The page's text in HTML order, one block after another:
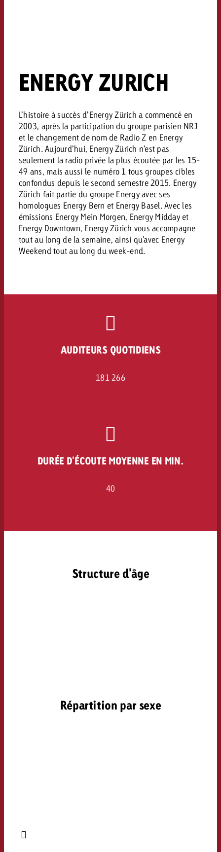
ENERGY ZURICH
L’histoire à succès d’Energy Zürich a commencé en
2003, après la participation du groupe parisien NRJ
et le changement de nom de Radio Z en Energy
Zürich. Aujourd’hui, Energy Zürich n’est pas
seulement la radio privée la plus écoutée par les 15-
49 ans, mais aussi le numéro 1 tous groupes cibles
confondus depuis le second semestre 2015. Energy
Zürich fait partie du groupe Energy avec ses
homologues Energy Bern et Energy Basel. Avec les
émissions Energy Mein Morgen, Energy Midday et
Energy Downtown, Energy Zürich vous accompagne
tout au long de la semaine, ainsi qu’avec Energy
Weekend tout au long du week-end.
AUDITEURS QUOTIDIENS
181 266
DURÉE D'ÉCOUTE MOYENNE EN MIN.
40
Structure d'âge
Répartition par sexe